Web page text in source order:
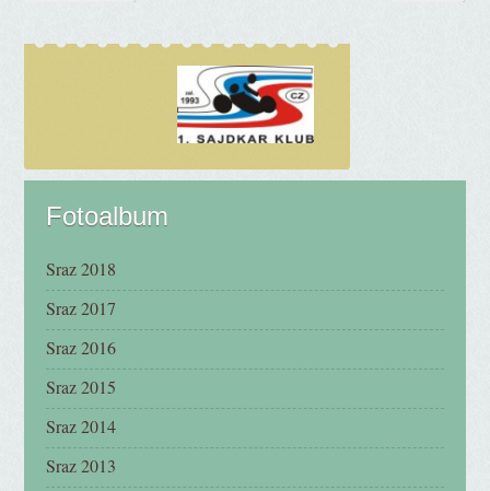
Fotoalbum
Sraz 2018
Sraz 2017
Sraz 2016
Sraz 2015
Sraz 2014
Sraz 2013